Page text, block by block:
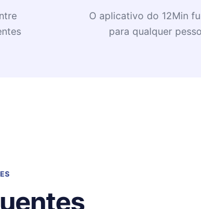
O aplicativo do 12Min
para qualquer